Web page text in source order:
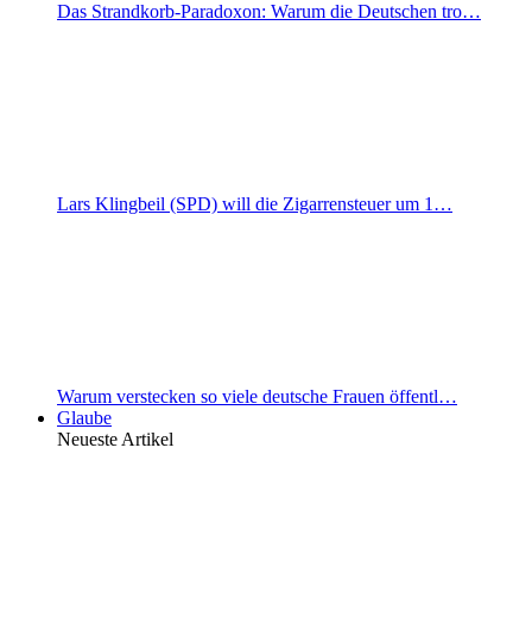
Das Strandkorb-Paradoxon: Warum die Deutschen tro…
Lars Klingbeil (SPD) will die Zigarrensteuer um 1…
Warum verstecken so viele deutsche Frauen öffentl…
Glaube
Neueste Artikel